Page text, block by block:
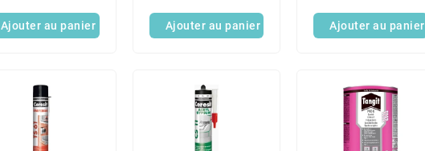
Ajouter au panier Ajouter au panier Ajouter au panier